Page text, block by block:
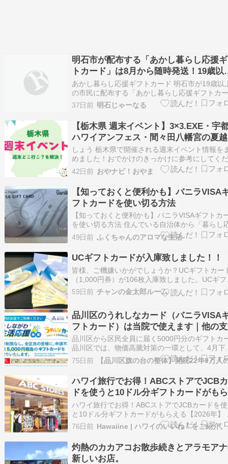
明石市が配布する「あかし暮らし応援
トカード」は8月から随時発送！19歳以
は3000円分・65歳以上は4000円分
あかし暮らし応援ギフトカード 明石市が19歳以
の市民に配布する「あかし暮らし応援ギフトカー
ド」の詳細が発表されています！ 18歳までの市
には、2026年2月に1人当たり2万円の子育て応
当が支給されているため、ギフ […]
37日前 明石じゃーなる
【栃木県 週末イベント】3×3.EXE・宇
ハワイアンフェス・間々田八幡宮の夏
祓やマルシェなど！6月27日〜28日のお
すめイベントを紹介
しょう 栃木県で開催される週末イベント情報を
めました！おでかけのきっかけに参考にしてく
いね。 栃木県 週末イベント情報 「今週末はど
行こう？」を解決！栃木県で2026年6月27日(土)
28日(日) に開催される主なイベント情報をまと
した。ぜひお出かけの参考にし…
42日前 おやナビ！おやま
【知っておくと便利かも】バニラVISA
フトカードを使い切る方法
【知っておくと便利かも】バニラVISAギフトカ
を使い切る方法 住んでいる自治体から「暮らし
～」「物価高支援～」などで、 バニラVISAギフ
カードが送付される予定、または送付されたか
パッと見はクレジットカードみたいなんやけど
い方、 特に「使い切る」のが ちいと面…
49日前 ふくちゃんのアロマな生活
UCギフトカードが入庫致しました！！
皆様、ご機嫌いかがでしょうか？UCギフトカー
（1,000円券）が106枚入庫致しました。UCギフ
カードとは、クレジットカード会社の「ユーシ
ード株式会社（クレディセゾン等含む）」が発
パー、家電量販店、ホテルなどで現金と同様…
59日前 チャンの金太郎ルーム
品川区のうれしなカード（バニラVISA
フトカード）は当院で使えます｜他の
い方法と併用可
品川区から区民全員に届く5000円分のギフトカ
品川区では、物価高騰対策の一環として、4月下
から6月にかけて、各世帯へ一人5000円分のプ
イド式のギフトカードをゆうパックにて配布し
ます。 このカードは紙のカードではなく、VISA
クレジットカードタイプで、5000…
75日前
ハワイ旅行でお得！ABCストアでJCB
ドを使うと10ドル分ギフトカードがも
る【2026年】
ハワイ旅行でお得！ABCストアでJCBカードを
と10ドル分ギフトカードがもらえる【2026年】
ワイ旅行中、多くの人が必ず立ち寄る「ABCスト
ア」。飲み物、お土産、日用品、軽食など何で
う便利なお店ですよね。 そ […]
76日前 Hawaiine | ハワイのいいね！をご紹介。
灼熱のカカアコお散歩続きとアラモア
新しいお店。